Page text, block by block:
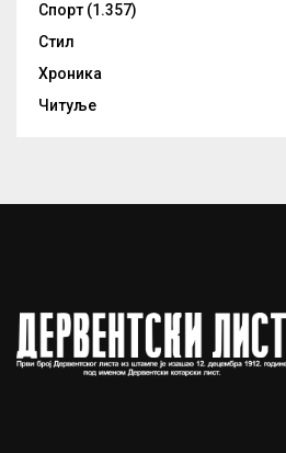
Спорт (1.357)
Стил
Хроника
Читуље